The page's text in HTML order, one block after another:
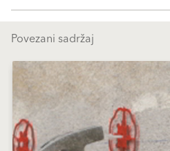
Povezani sadržaj